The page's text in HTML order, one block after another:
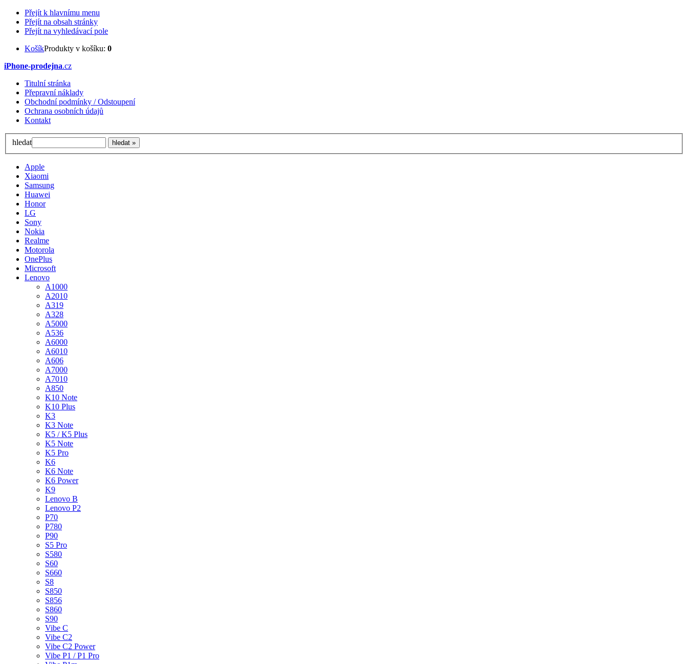
Přejít k hlavnímu menu
Přejít na obsah stránky
Přejít na vyhledávací pole
KošíkProdukty v košíku: 0
iPhone-prodejna.cz
Titulní stránka
Přepravní náklady
Obchodní podmínky / Odstoupení
Ochrana osobních údajů
Kontakt
hledat
Apple
Xiaomi
Samsung
Huawei
Honor
LG
Sony
Nokia
Realme
Motorola
OnePlus
Microsoft
Lenovo
A1000
A2010
A319
A328
A5000
A536
A6000
A6010
A606
A7000
A7010
A850
K10 Note
K10 Plus
K3
K3 Note
K5 / K5 Plus
K5 Note
K5 Pro
K6
K6 Note
K6 Power
K9
Lenovo B
Lenovo P2
P70
P780
P90
S5 Pro
S580
S60
S660
S8
S850
S856
S860
S90
Vibe C
Vibe C2
Vibe C2 Power
Vibe P1 / P1 Pro